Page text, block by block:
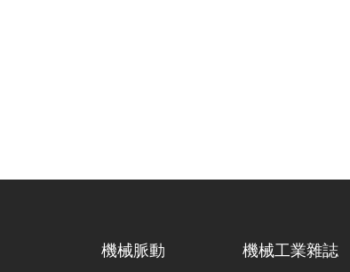
機械脈動 機械工業雜誌